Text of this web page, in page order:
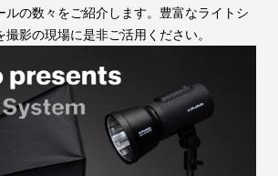
ルの数々をご紹介します。豊富なライトシ
撮影の現場に是非ご活用ください。